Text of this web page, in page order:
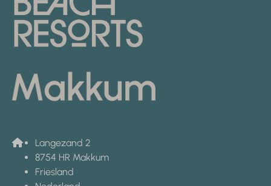
Langezand 2
8754 HR Makkum
Friesland